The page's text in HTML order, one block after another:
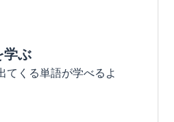
学ぶ
てくる単語が学べるよ